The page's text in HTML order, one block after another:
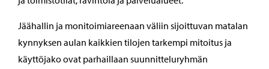
Jäähallin ja monitoimiareenaan väliin sijoittuvan matalan
kynnyksen aulan kaikkien tilojen tarkempi mitoitus ja
käyttöjako ovat parhaillaan suunnitteluryhmän